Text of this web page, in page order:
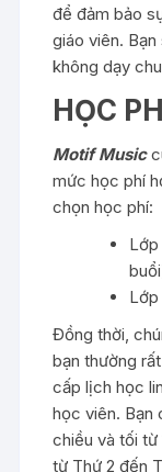
để đảm bảo
giáo viên.
không dạy
HỌC
Motif Music
mức học phí
chọn học phí:
Lớp
Lớp
Đồng thời,
bạn thường
cấp lịch học
học viên. Bạn
chiều và tối từ
từ Thứ 2 đến